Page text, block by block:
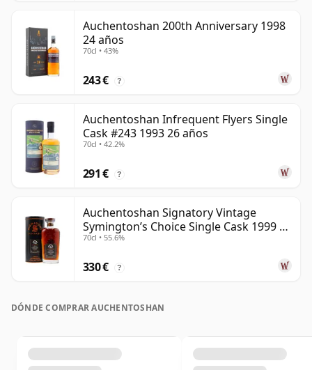
Auchentoshan 200th Anniversary 1998
24 años
70cl • 43%
243 € ?
Auchentoshan Infrequent Flyers Single
Cask #243 1993 26 años
70cl • 42.2%
291 € ?
Auchentoshan Signatory Vintage
Symington’s Choice Single Cask 1999 24
años
70cl • 55.6%
330 € ?
DÓNDE COMPRAR AUCHENTOSHAN